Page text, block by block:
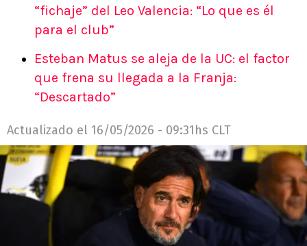
“fichaje” del Leo Valencia: “Lo que es él
para el club”
Esteban Matus se aleja de la UC: el factor
que frena su llegada a la Franja:
“Descartado”
Actualizado el 16/05/2026 - 09:31hs CLT